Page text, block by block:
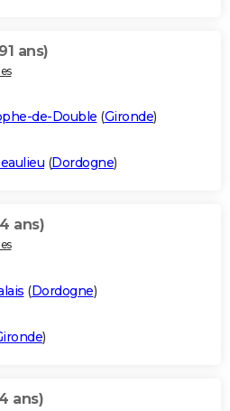
ans)
de-Double (Gironde)
(Dordogne)
ans)
(Dordogne)
)
ans)